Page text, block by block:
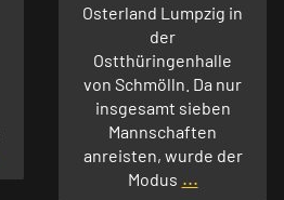
Osterland Lumpzig in
der
Ostthüringenhalle
von Schmölln. Da nur
insgesamt sieben
Mannschaften
anreisten, wurde der
Modus ...